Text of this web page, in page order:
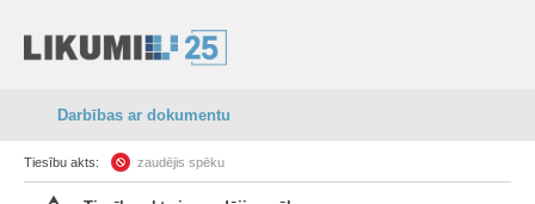
Darbības ar dokumentu
Tiesību akts: zaudējis spēku